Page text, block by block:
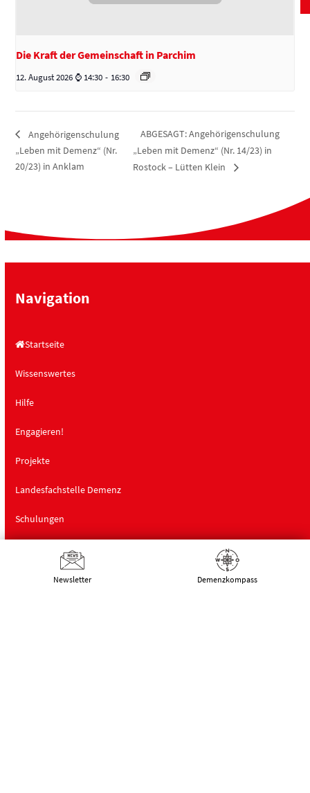
Die Kraft der Gemeinschaft in Parchim
12. August 2026 ⌚ 14:30 - 16:30
Angehörigenschulung
„Leben mit Demenz“ (Nr.
20/23) in Anklam
ABGESAGT: Angehörigenschulung
„Leben mit Demenz“ (Nr. 14/23) in
Rostock – Lütten Klein
Navigation
Startseite
Wissenswertes
Hilfe
Engagieren!
Projekte
Landesfachstelle Demenz
Schulungen
Newsletter Demenz­kompass